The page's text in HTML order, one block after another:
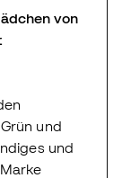
von
und
und